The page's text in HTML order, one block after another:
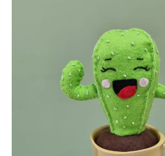
Naujienos
Galerija